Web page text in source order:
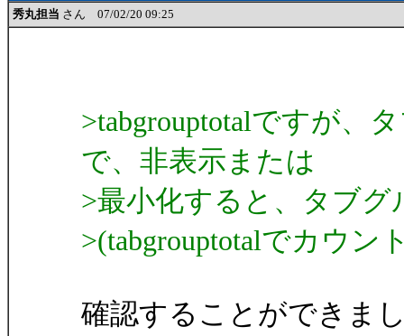
秀丸担当 さん 07/02/20 09:25
>tabgrouptotalですが、
で、非表示または
>最小化すると、タブ
>(tabgrouptotalでカウン
確認することができま